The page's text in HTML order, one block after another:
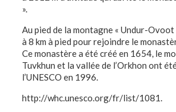
».
Au pied de la montagne « Undur-Ovoot
à 8 km à pied pour rejoindre le
Ce monastère a été créé en 1654, le
Tuvkhun et la vallée de l’Orkhon ont
l’UNESCO en 1996.
http://whc.unesco.org/fr/list/1081.